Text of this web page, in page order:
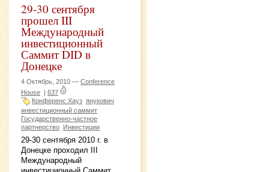
29-30 сентября
прошел III
Международный
инвестиционный
Саммит DID в
Донецке
4 Октябрь, 2010 — Conference
House | 637
Конференс Хауз янукович
инвестиционный саммит
Государственно-частное
партнерство Инвестиции
29-30 сентября 2010 г. в
Донецке проходил III
Международный